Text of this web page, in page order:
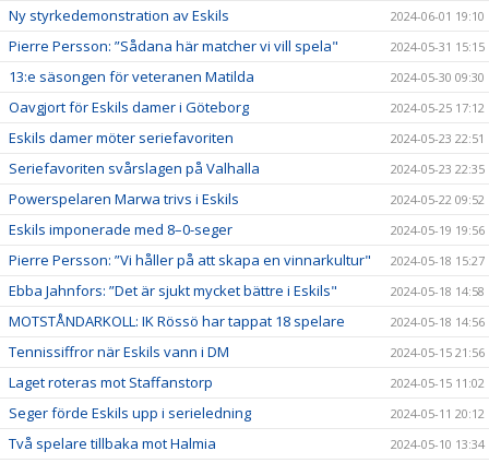
Ny styrkedemonstration av Eskils 2024-06-01 19:10
Pierre Persson: ”Sådana här matcher vi vill spela" 2024-05-31 15:15
13:e säsongen för veteranen Matilda 2024-05-30 09:30
Oavgjort för Eskils damer i Göteborg 2024-05-25 17:12
Eskils damer möter seriefavoriten 2024-05-23 22:51
Seriefavoriten svårslagen på Valhalla 2024-05-23 22:35
Powerspelaren Marwa trivs i Eskils 2024-05-22 09:52
Eskils imponerade med 8–0-seger 2024-05-19 19:56
Pierre Persson: ”Vi håller på att skapa en vinnarkultur" 2024-05-18 15:27
Ebba Jahnfors: ”Det är sjukt mycket bättre i Eskils" 2024-05-18 14:58
MOTSTÅNDARKOLL: IK Rössö har tappat 18 spelare 2024-05-18 14:56
Tennissiffror när Eskils vann i DM 2024-05-15 21:56
Laget roteras mot Staffanstorp 2024-05-15 11:02
Seger förde Eskils upp i serieledning 2024-05-11 20:12
Två spelare tillbaka mot Halmia 2024-05-10 13:34